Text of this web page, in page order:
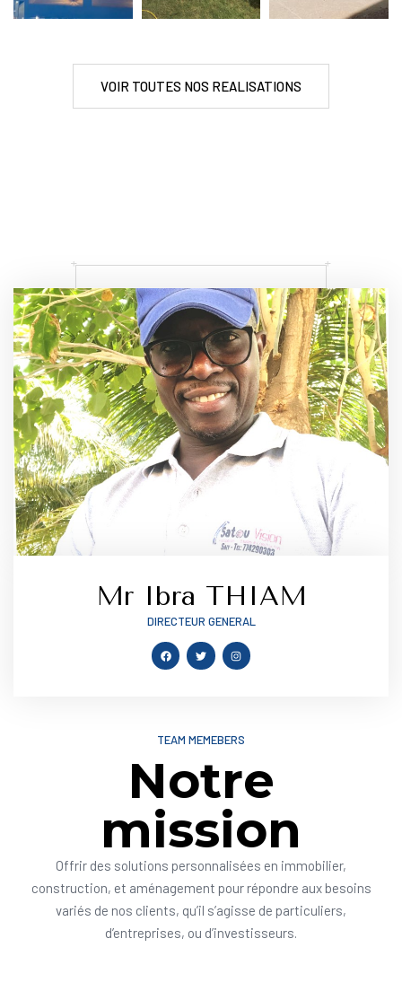
VOIR TOUTES NOS REALISATIONS
Mr Ibra THIAM
DIRECTEUR GENERAL
TEAM MEMEBERS
Notre
mission
Offrir des solutions personnalisées en immobilier,
construction, et aménagement pour répondre aux besoins
variés de nos clients, qu’il s’agisse de particuliers,
d’entreprises, ou d’investisseurs.